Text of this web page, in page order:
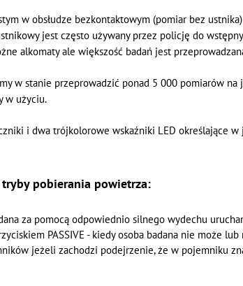
w obsłudze bezkontaktowym (pomiar bez
jest często używany przez policję do
alkomaty ale większość badań jest
w stanie przeprowadzić ponad 5 000 pomiarów
w użyciu.
i dwa trójkolorowe wskaźniki LED określające
pobierania powietrza:
za pomocą odpowiednio silnego wydechu
PASSIVE - kiedy osoba badana nie może
jeżeli zachodzi podejrzenie, że w pojemniku